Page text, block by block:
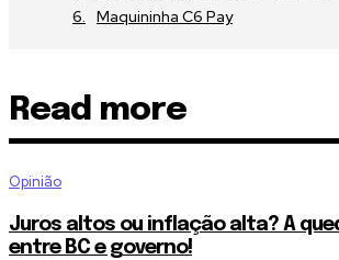
Maquininha C6 Pay
Read more
Opinião
Juros altos ou inflação alta? A
entre BC e governo!